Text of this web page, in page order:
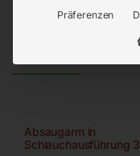
Ähnliche
Absaugarm in
Schlauchausführung
Präferenzen